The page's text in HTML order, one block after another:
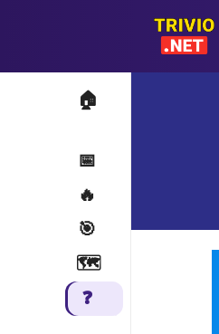
🏠
📅
🔥
🎯
🗺️
❓